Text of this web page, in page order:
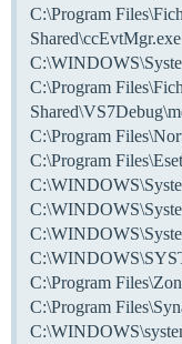
C:\Program
Shared\ccEvtMgr.exe
C:\Program
C:\Program
C:\Program
C:\Program
C:\Program